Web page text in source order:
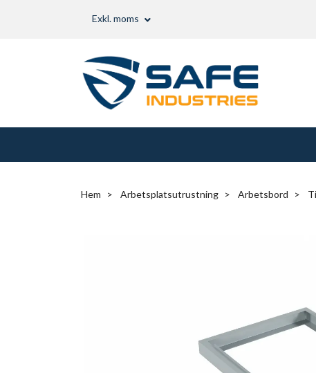
Exkl. moms
Hem Arbetsplatsutrustning Arbetsbord